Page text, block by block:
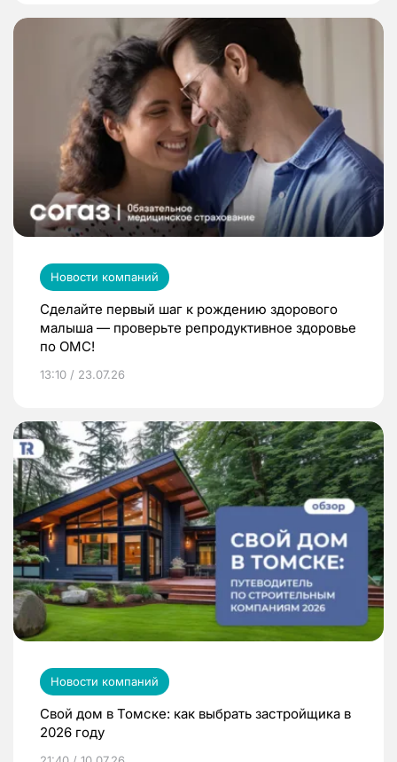
Новости компаний
Сделайте первый шаг к рождению здорового
малыша — проверьте репродуктивное здоровье
по ОМС!
13:10 / 23.07.26
Новости компаний
Свой дом в Томске: как выбрать застройщика в
2026 году